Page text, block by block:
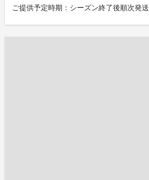
ご提供予定時期：シーズン終了後順次発送